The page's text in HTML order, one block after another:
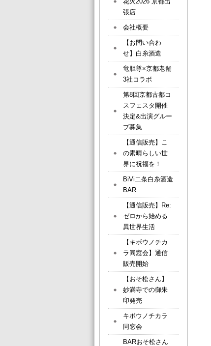
張店
会社概要
【お問い合わ
せ】白糸酒造
竜胆尊×京都老舗
3社コラボ
第8回京都古都コ
スフェスタ開催
決定&出演グルー
プ募集
【通信販売】こ
の素晴らしい世
界に祝福を！
BiVi二条白糸酒造
BAR
【通信販売】Re:
ゼロから始める
異世界生活
【キボウノチカ
ラ同窓会】通信
販売開始
【おそ松さん】
妙満寺での御朱
印発売
キボウノチカラ
同窓会
BARおそ松さん